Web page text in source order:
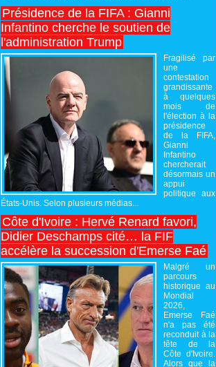
Présidence de la FIFA : Gianni
Infantino cherche le soutien de
l'administration Trump
Fragilisé par
une
contestation
grandissante
à quelques
mois de
l'élection à la
présidence
de la FIFA,
Gianni
Infantino
chercherait
désormais un
appui
politique aux
États-Unis. Selon plusieurs médias...
Côte d'Ivoire : Hervé Renard favori,
Didier Deschamps cité… la FIF
accélère la succession d'Emerse Faé
Malgré un
parcours
historique au
Mondial
2026,
Emerse Faé
n'a pas été
reconduit à la
tête de la
Côte d'Ivoire.
Alors que la